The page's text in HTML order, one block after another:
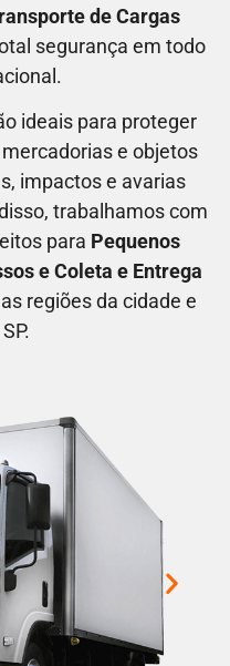
de Cargas
segurança em todo
ideais para proteger
e objetos
impactos e avarias
trabalhamos com
para Pequenos
e Coleta e Entrega
regiões da cidade e